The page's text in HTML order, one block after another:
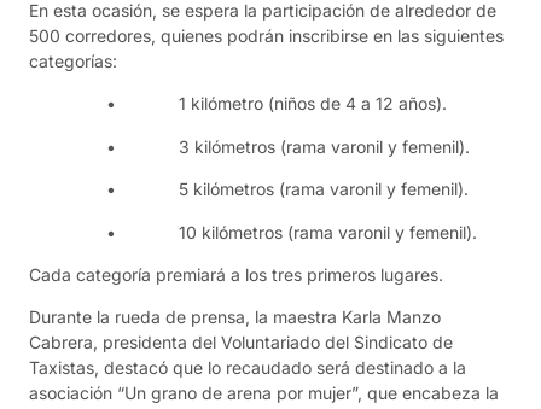
En esta ocasión, se espera la participación de alrededor de
500 corredores, quienes podrán inscribirse en las siguientes
categorías:
• 1 kilómetro (niños de 4 a 12 años).
• 3 kilómetros (rama varonil y femenil).
• 5 kilómetros (rama varonil y femenil).
• 10 kilómetros (rama varonil y femenil).
Cada categoría premiará a los tres primeros lugares.
Durante la rueda de prensa, la maestra Karla Manzo
Cabrera, presidenta del Voluntariado del Sindicato de
Taxistas, destacó que lo recaudado será destinado a la
asociación “Un grano de arena por mujer”, que encabeza la